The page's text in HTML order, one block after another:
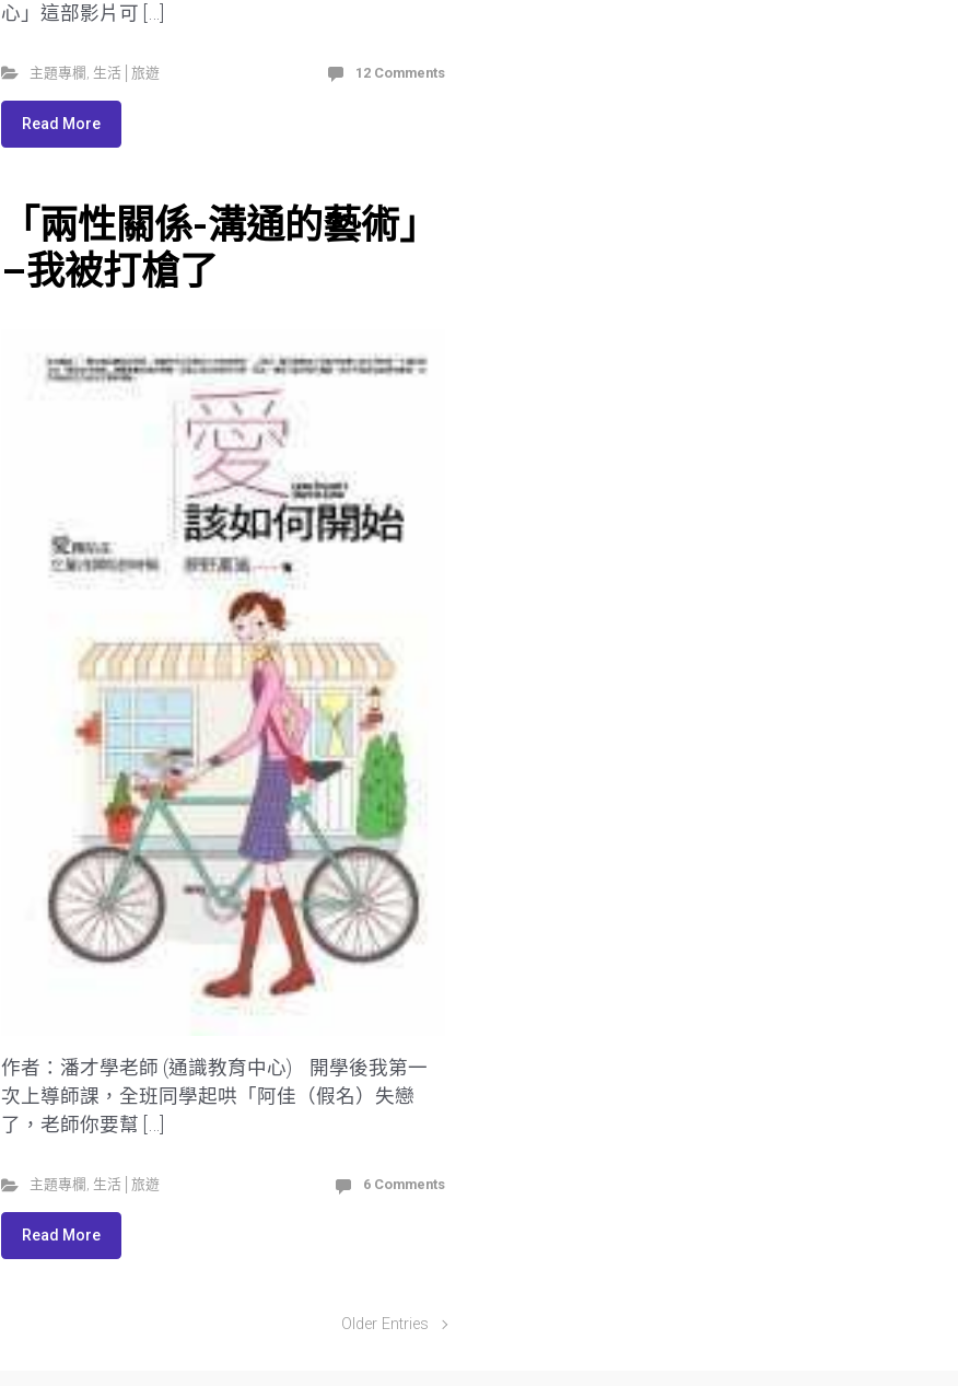
心」這部影片可 […]
主題專欄 生活│旅遊 12 Comments
Read More
「兩性關係-溝通的藝術」
–我被打槍了
作者：潘才學老師 (通識教育中心) 開學後我第一
次上導師課，全班同學起哄「阿佳（假名）失戀
了，老師你要幫 […]
主題專欄 , 生活│旅遊 6 Comments
Read More
Older Entries